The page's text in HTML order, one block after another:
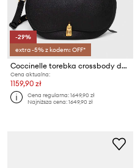
-29%
extra -5% z kodem: OFF*
Coccinelle torebka crossbody damska skórzana
Cena aktualna:
1159,90 zł
Cena regularna:1649,90 zł
Najniższa cena:1649,90 zł